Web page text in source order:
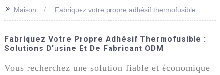
>> Maison Fabriquez votre propre adhésif thermofusible
Fabriquez Votre Propre Adhésif Thermofusible :
Solutions D'usine Et De Fabricant ODM
Vous recherchez une solution fiable et économique